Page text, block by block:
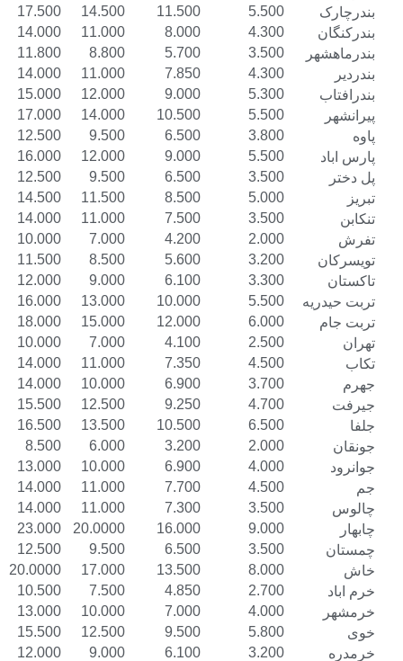
5.500
11.500
14.500
17.500
20.500
4.300
8.000
11.000
14.000
17.000
3.500
5.700
8.800
11.800
14.800
4.300
7.850
11.000
14.000
17.000
5.300
9.000
12.000
15.000
18.000
5.500
10.500
14.000
17.000
20.000
3.800
6.500
9.500
12.500
16.000
5.500
9.000
12.000
16.000
19.000
3.500
6.500
9.500
12.500
15.500
5.000
8.500
11.500
14.500
17.500
3.500
7.500
11.000
14.000
17.000
2.000
4.200
7.000
10.000
13.000
3.200
5.600
8.500
11.500
14.500
3.300
6.100
9.000
12.000
15.000
5.500
10.000
13.000
16.000
19.000
6.000
12.000
15.000
18.000
21.000
2.500
4.100
7.000
10.000
13.000
4.500
7.350
11.000
14.000
17.000
3.700
6.900
10.000
14.000
17.000
4.700
9.250
12.500
15.500
18.500
6.500
10.500
13.500
16.500
20.000
2.000
3.200
6.000
8.500
11.000
4.000
6.900
10.000
13.000
16.000
4.500
7.700
11.000
14.000
17.000
3.500
7.300
11.000
14.000
17.000
9.000
16.000
20.0000
23.000
27.000
3.500
6.500
9.500
12.500
15.500
8.000
13.500
17.000
20.0000
23.000
2.700
4.850
7.500
10.500
13.500
4.000
7.000
10.000
13.000
16.000
5.800
9.500
12.500
15.500
18.500
3.200
6.100
9.000
12.000
15.000